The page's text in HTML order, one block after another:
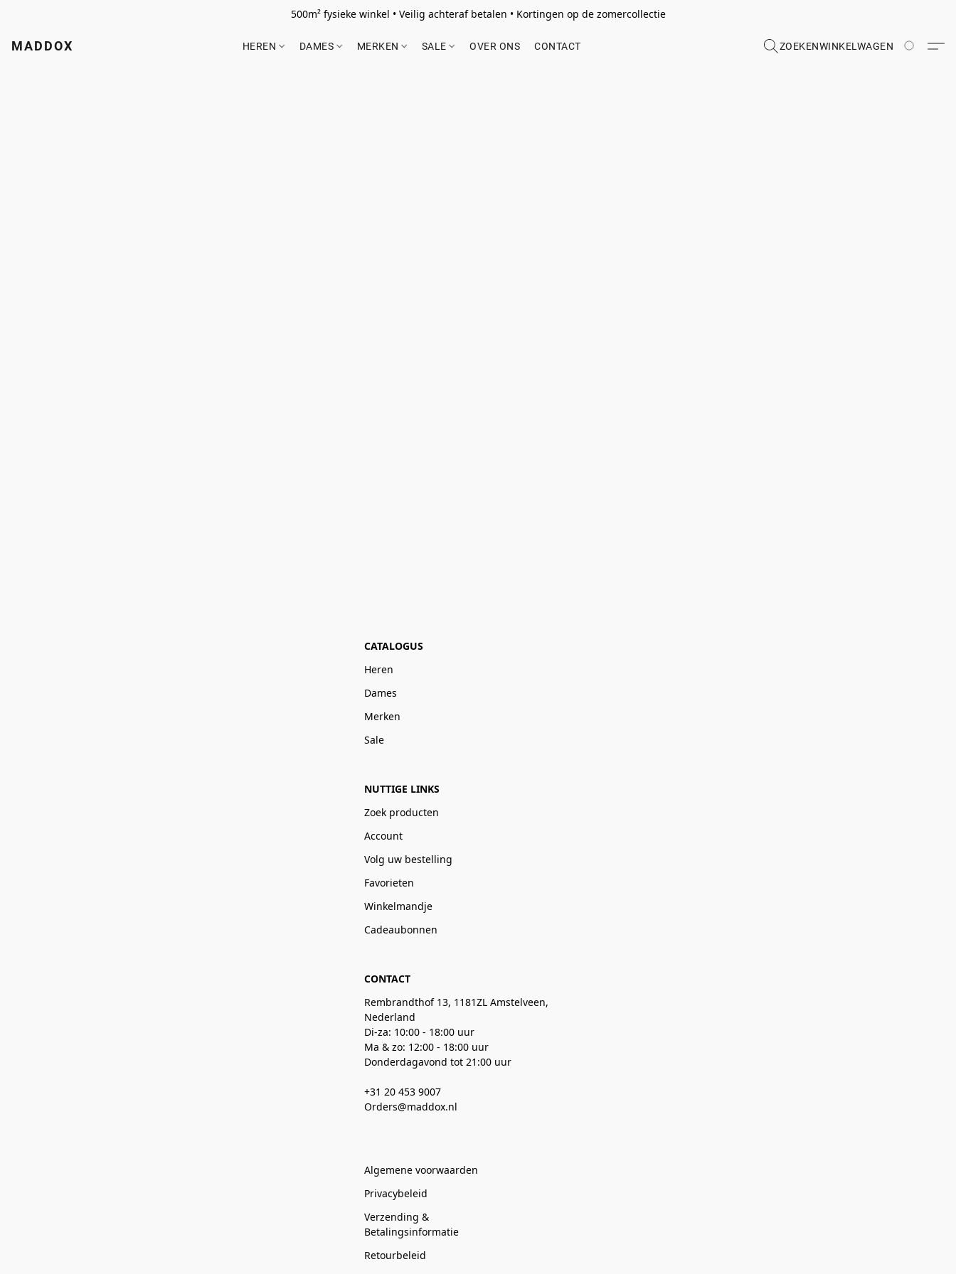
500m² fysieke winkel • Veilig achteraf betalen • Kortingen op de zomercollectie
MADDOX HEREN DAMES MERKEN SALE OVER ONS CONTACT ZOEKENWINKELWAGEN
CATALOGUS
Heren
Dames
Merken
Sale
NUTTIGE LINKS
Zoek producten
Account
Volg uw bestelling
Favorieten
Winkelmandje
Cadeaubonnen
CONTACT
Rembrandthof 13, 1181ZL Amstelveen,
Nederland
Di-za: 10:00 - 18:00 uur
Ma & zo: 12:00 - 18:00 uur
Donderdagavond tot 21:00 uur
+31 20 453 9007
Orders@maddox.nl
Algemene voorwaarden
Privacybeleid
Verzending &
Betalingsinformatie
Retourbeleid